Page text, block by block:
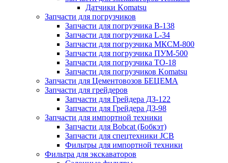
Датчики Komatsu
Запчасти для погрузчиков
Запчасти для погрузчика B-138
Запчасти для погрузчика L-34
Запчасти для погрузчика МКСМ-800
Запчасти для погрузчика ПУМ-500
Запчасти для погрузчика ТО-18
Запчасти для погрузчиков Komatsu
Запчасти для Цементовозов БЕЦЕМА
Запчасти для грейдеров
Запчасти для Грейдера ДЗ-122
Запчасти для Грейдера ДЗ-98
Запчасти для импортной техники
Запчасти для Bobcat (Бобкэт)
Запчасти для спецтехники JCB
Фильтры для импортной техники
Фильтра для экскаваторов